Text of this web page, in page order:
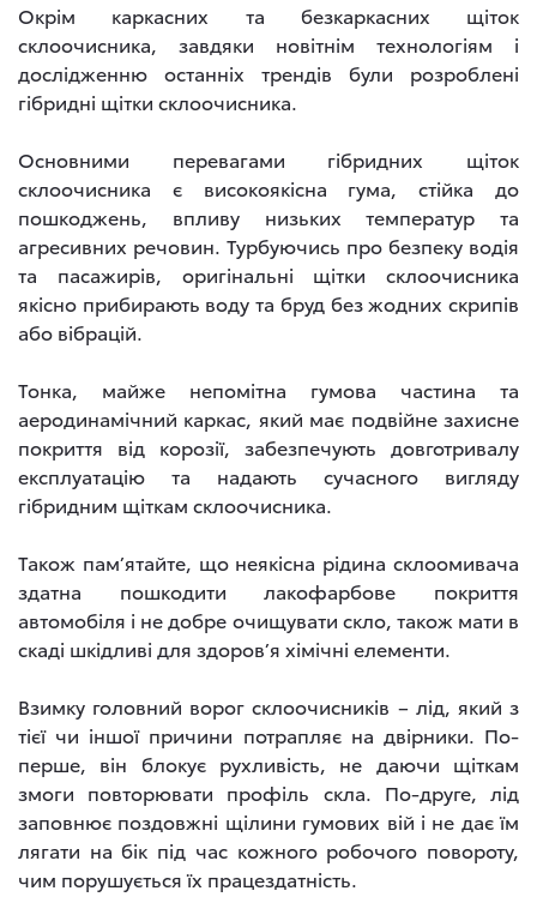
Окрім каркасних та безкаркасних щіток
склоочисника, завдяки новітнім технологіям і
дослідженню останніх трендів були розроблені
гібридні щітки склоочисника.
Основними перевагами гібридних щіток
склоочисника є високоякісна гума, стійка до
пошкоджень, впливу низьких температур та
агресивних речовин. Турбуючись про безпеку водія
та пасажирів, оригінальні щітки склоочисника
якісно прибирають воду та бруд без жодних скрипів
або вібрацій.
Тонка, майже непомітна гумова частина та
аеродинамічний каркас, який має подвійне захисне
покриття від корозії, забезпечують довготривалу
експлуатацію та надають сучасного вигляду
гібридним щіткам склоочисника.
Також пам’ятайте, що неякісна рідина склоомивача
здатна пошкодити лакофарбове покриття
автомобіля і не добре очищувати скло, також мати в
скаді шкідливі для здоров’я хімічні елементи.
Взимку головний ворог склоочисників – лід, який з
тієї чи іншої причини потрапляє на двірники. По-
перше, він блокує рухливість, не даючи щіткам
змоги повторювати профіль скла. По-друге, лід
заповнює поздовжні щілини гумових вій і не дає їм
лягати на бік під час кожного робочого повороту,
чим порушується їх працездатність.